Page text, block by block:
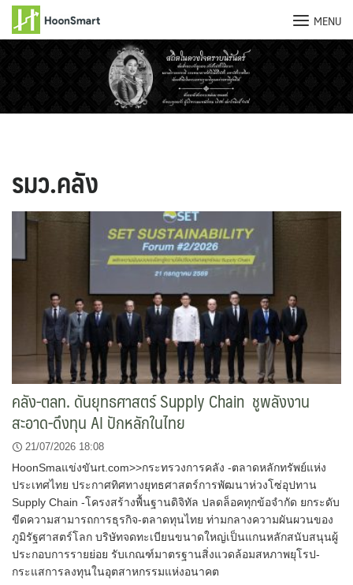
MENU
รมว.คลัง
คลัง-ตลท. ดันยุทธศาสตร์ Supply Chain ชูพลังงาน
สะอาด-ดึงทุน AI ปักหลักในไทย
21/07/2026 18:08
HoonSmaแข่งขันrt.com>>กระทรวงการคลัง -ตลาดหลักทรัพย์แห่ง
ประเทศไทย ประกาศทิศทางยุทธศาสตร์การพัฒนาห่วงโซ่อุปทาน
Supply Chain -โครงสร้างพื้นฐานดิจิทัล ปลดล็อคทุกข้อจำกัด ยกระดับ
ขีดความสามารถการธุรกิจ-ตลาดทุนไทย ท่ามกลางความผันผวนของ
ภูมิรัฐศาสตร์โลก บริษัทจดทะเบียนขนาดใหญ่เป็นแกนหลักสนับสนุนผู้
ประกอบการรายย่อย รับเกณฑ์มาตรฐานสิ่งแวดล้อมสหภาพยุโรป-
กระแสการลงทุนในอุตสาหกรรมแห่งอนาคต